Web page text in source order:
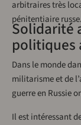
arbitraires très
pénitentiaire russe.
Solidarité
politiques
Dans le monde
militarisme et de
guerre en Russie
Il est intéressant